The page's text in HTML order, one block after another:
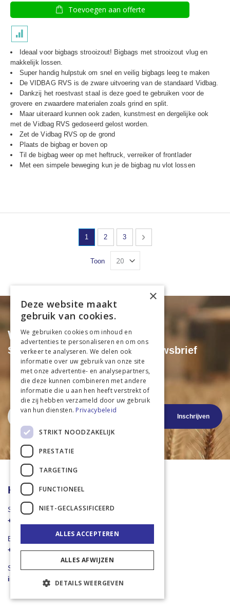
Toevoegen aan offerte
Ideaal voor bigbags strooizout! Bigbags met strooizout vlug en
makkelijk lossen.
Super handig hulpstuk om snel en veilig bigbags leeg te maken
De VIDBAG RVS is de zware uitvoering van de standaard Vidbag.
Dankzij het roestvast staal is deze goed te gebruiken voor de
grovere en zwaardere materialen zoals grind en split.
Maar uiteraard kunnen ook zaden, kunstmest en dergelijke ook
met de Vidbag RVS gedoseerd gelost worden.
Zet de Vidbag RVS op de grond
Plaats de bigbag er boven op
Til de bigbag weer op met heftruck, verreiker of frontlader
Met een simpele beweging kun je de bigbag nu vlot lossen
Pagina
U lees momenteel pagina
1 Pagina
2 Pagina
3 Pagina
Volgende
Toon
Wil je niets missen?
Schrijf je dan in voor onze nieuwsbrief
Exclusieve acties & kortingen
Als eerste op de hoogte van aanbiedingen
Nieuwste productinformatie
Abonneer
u
op
onze
nieuwsbrief
Inschrijven
Klantenservice
Stuur een Whatsapp
+31 43 455 2665
Bel ons direct
+31 43 455 2665
Stuur een e-mail
info@landbouwwinkel.nl
×
Deze website maakt
gebruik van cookies.
We gebruiken cookies om inhoud en
advertenties te personaliseren en om ons
verkeer te analyseren. We delen ook
informatie over uw gebruik van onze site
met onze advertentie- en analysepartners,
die deze kunnen combineren met andere
informatie die u aan hen heeft verstrekt of
die zij hebben verzameld door uw gebruik
van hun diensten. Privacybeleid
STRIKT NOODZAKELIJK
PRESTATIE
TARGETING
FUNCTIONEEL
NIET-GECLASSIFICEERD
ALLES ACCEPTEREN
ALLES AFWIJZEN
DETAILS WEERGEVEN